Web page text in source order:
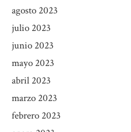
agosto 2023
julio 2023
junio 2023
mayo 2023
abril 2023
marzo 2023
febrero 2023